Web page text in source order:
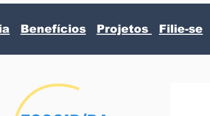
Benefícios Projetos Filie-se